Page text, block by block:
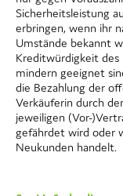
Sicherheitsleistung
erbringen, wenn ihr
Umstände bekannt
Kreditwürdigkeit des
mindern geeignet
die Bezahlung der
Verkäuferin durch
jeweiligen (Vor-
gefährdet wird oder
Neukunden handelt.